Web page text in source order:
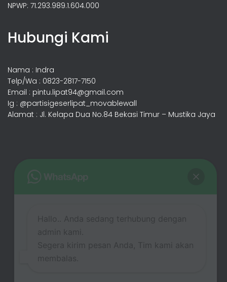
NPWP: 71.293.989.1.604.000
Hubungi Kami
Nama : Indra
Telp/Wa : 0823-2817-7150
Email : pintu.lipat94@gmail.com
Ig : @partisigeserlipat_movablewall
Alamat : Jl. Kelapa Dua No.84 Bekasi Timur – Mustika Jaya
Hallo.. Anda sedang terhubung dengan
admin kami.
Segera kirim pesan Anda, Tim kami akan
membalas.